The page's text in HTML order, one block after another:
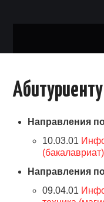
О КАФЕДРЕ
АБИТУРИЕНТУ
СТУДЕНТУ
ДОКУМЕНТЫ
Абитуриенту
Направления
10.03.01
(бакалавриат)
Направления
09.04.01